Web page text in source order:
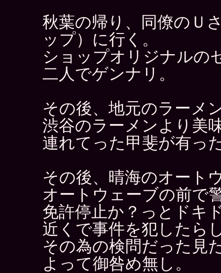
秋葉の帰り、同僚のＵ
ップ）に行く。
ショップオリジナルの
二人でゲンナリ。
その後、地元のラーメ
渋谷のラーメンより美
連れてった甲斐が有っ
その後、晴海のオート
オートウェーブの前で
免許停止か？っとドキ
近くで事件を犯したら
その為の検問だった見
よって御咎め無し。